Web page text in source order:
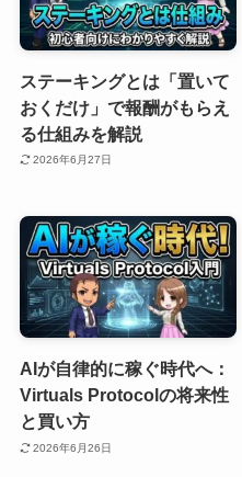
ステーキングとは「置いて
おくだけ」で報酬がもらえ
る仕組みを解説
2026年6月27日
AIが自律的に稼ぐ時代へ：
Virtuals Protocolの将来性
と買い方
2026年6月26日